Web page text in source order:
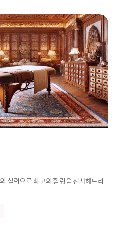
실력으로 최고의 힐링을 선사해드리